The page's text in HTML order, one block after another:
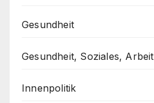
Gesundheit
Gesundheit, Soziales, Arbeit
Innenpolitik